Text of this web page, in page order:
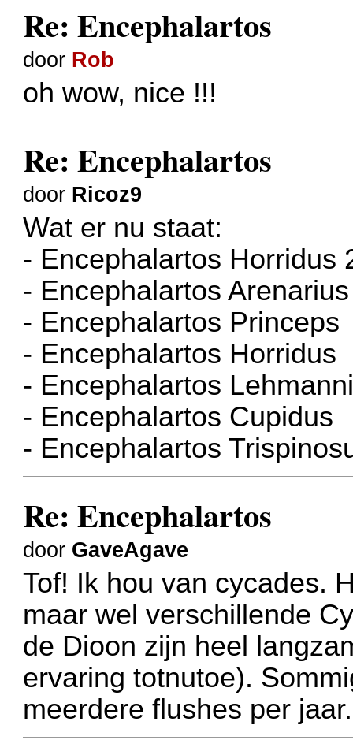
Re: Encephalartos
door Rob
oh wow, nice !!!
Re: Encephalartos
door Ricoz9
Wat er nu staat:
- Encephalartos Horridus
- Encephalartos Arenarius
- Encephalartos Princeps
- Encephalartos Horridus
- Encephalartos
- Encephalartos Cupidus
- Encephalartos
Re: Encephalartos
door GaveAgave
Tof! Ik hou van cycades.
maar wel verschillende
de Dioon zijn heel
ervaring totnutoe).
meerdere flushes per jaar.